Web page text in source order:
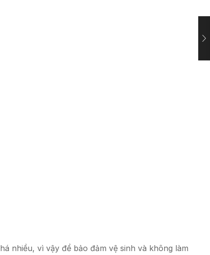
nhiều, vì vậy để bảo đảm vệ sinh và không làm